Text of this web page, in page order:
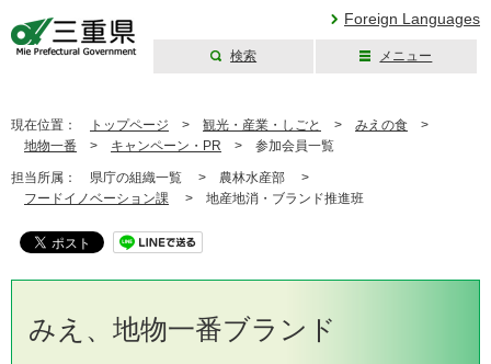
Foreign Languages
検索 メニュー
現在位置： トップページ > 観光・産業・しごと > みえの食 >
地物一番 > キャンペーン・PR > 参加会員一覧
担当所属： 県庁の組織一覧 > 農林水産部 >
フードイノベーション課 > 地産地消・ブランド推進班
みえ、地物一番ブランド